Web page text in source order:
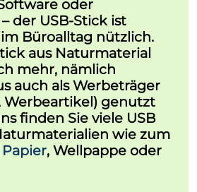
oder
der USB-Stick ist
Büroalltag nützlich.
aus Naturmaterial
mehr, nämlich
auch als Werbeträger
Werbeartikel) genutzt
finden Sie viele USB
wie zum
Papier, Wellpappe oder